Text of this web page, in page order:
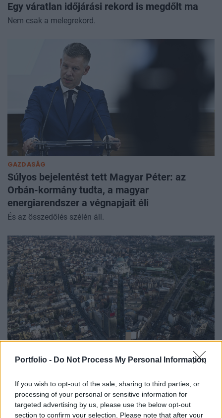
Portfolio - Do Not Process My Personal Information
If you wish to opt-out of the sale, sharing to third parties, or
processing of your personal or sensitive information for
targeted advertising by us, please use the below opt-out
section to confirm your selection. Please note that after your
Egy váratlan időjárási rekord is megdőlt ma
Nem csak a melegrekord.
GAZDASÁG
Súlyos bejelentést tett Magyar Péter: az
Orbán-kormány tudta, a magyar
energiarendszer a végnapjait éli
És az összedőlés szélén áll.
ÜZLET
Belgrád vasútvonalon
Ha sikeresen zárulnak a biztonsági vizsgálatok.
PORTFOLIO BLOGGER